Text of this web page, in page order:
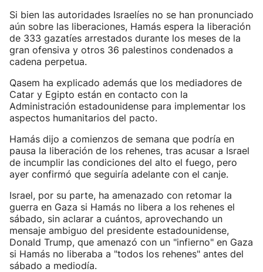
Si bien las autoridades Israelíes no se han pronunciado
aún sobre las liberaciones, Hamás espera la liberación
de 333 gazatíes arrestados durante los meses de la
gran ofensiva y otros 36 palestinos condenados a
cadena perpetua.
Qasem ha explicado además que los mediadores de
Catar y Egipto están en contacto con la
Administración estadounidense para implementar los
aspectos humanitarios del pacto.
Hamás dijo a comienzos de semana que podría en
pausa la liberación de los rehenes, tras acusar a Israel
de incumplir las condiciones del alto el fuego, pero
ayer confirmó que seguiría adelante con el canje.
Israel, por su parte, ha amenazado con retomar la
guerra en Gaza si Hamás no libera a los rehenes el
sábado, sin aclarar a cuántos, aprovechando un
mensaje ambiguo del presidente estadounidense,
Donald Trump, que amenazó con un "infierno" en Gaza
si Hamás no liberaba a "todos los rehenes" antes del
sábado a mediodía.